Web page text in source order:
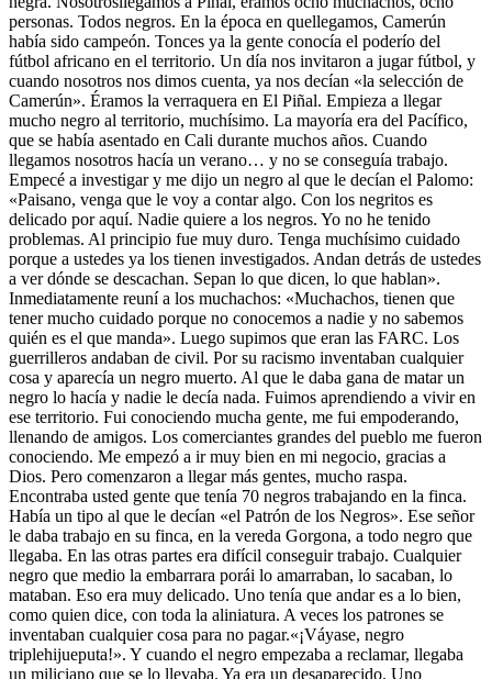
personas. Todos negros. En la época en quellegamos, Camerún
había sido campeón. Tonces ya la gente conocía el poderío del
fútbol africano en el territorio. Un día nos invitaron a jugar fútbol, y
cuando nosotros nos dimos cuenta, ya nos decían «la selección de
Camerún». Éramos la verraquera en El Piñal. Empieza a llegar
mucho negro al territorio, muchísimo. La mayoría era del Pacífico,
que se había asentado en Cali durante muchos años. Cuando
llegamos nosotros hacía un verano… y no se conseguía trabajo.
Empecé a investigar y me dijo un negro al que le decían el Palomo:
«Paisano, venga que le voy a contar algo. Con los negritos es
delicado por aquí. Nadie quiere a los negros. Yo no he tenido
problemas. Al principio fue muy duro. Tenga muchísimo cuidado
porque a ustedes ya los tienen investigados. Andan detrás de ustedes
a ver dónde se descachan. Sepan lo que dicen, lo que hablan».
Inmediatamente reuní a los muchachos: «Muchachos, tienen que
tener mucho cuidado porque no conocemos a nadie y no sabemos
quién es el que manda». Luego supimos que eran las FARC. Los
guerrilleros andaban de civil. Por su racismo inventaban cualquier
cosa y aparecía un negro muerto. Al que le daba gana de matar un
negro lo hacía y nadie le decía nada. Fuimos aprendiendo a vivir en
ese territorio. Fui conociendo mucha gente, me fui empoderando,
llenando de amigos. Los comerciantes grandes del pueblo me fueron
conociendo. Me empezó a ir muy bien en mi negocio, gracias a
Dios. Pero comenzaron a llegar más gentes, mucho raspa.
Encontraba usted gente que tenía 70 negros trabajando en la finca.
Había un tipo al que le decían «el Patrón de los Negros». Ese señor
le daba trabajo en su finca, en la vereda Gorgona, a todo negro que
llegaba. En las otras partes era difícil conseguir trabajo. Cualquier
negro que medio la embarrara porái lo amarraban, lo sacaban, lo
mataban. Eso era muy delicado. Uno tenía que andar es a lo bien,
como quien dice, con toda la aliniatura. A veces los patrones se
inventaban cualquier cosa para no pagar.«¡Váyase, negro
triplehijueputa!». Y cuando el negro empezaba a reclamar, llegaba
un miliciano que se lo llevaba. Ya era un desaparecido. Uno